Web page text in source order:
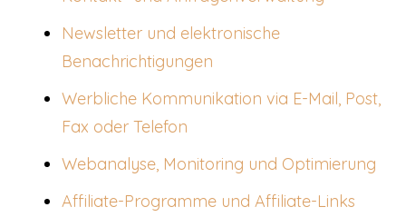
Newsletter und elektronische
Benachrichtigungen
Werbliche Kommunikation via E-Mail, Post,
Fax oder Telefon
Webanalyse, Monitoring und Optimierung
Affiliate-Programme und Affiliate-Links